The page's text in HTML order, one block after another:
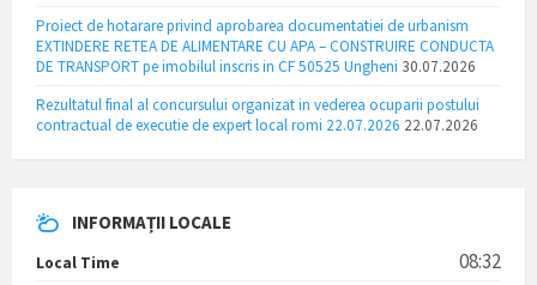
Proiect de hotarare privind aprobarea documentatiei de urbanism
EXTINDERE RETEA DE ALIMENTARE CU APA – CONSTRUIRE CONDUCTA
DE TRANSPORT pe imobilul inscris in CF 50525 Ungheni 30.07.2026
Rezultatul final al concursului organizat in vederea ocuparii postului
contractual de executie de expert local romi 22.07.2026 22.07.2026
INFORMAȚII LOCALE
Local Time 08:32